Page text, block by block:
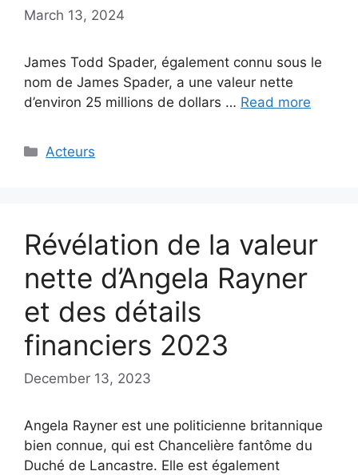
March 13, 2024
James Todd Spader, également connu sous le
nom de James Spader, a une valeur nette
d’environ 25 millions de dollars … Read more
Categories
Acteurs
Révélation de la valeur
nette d’Angela Rayner
et des détails
financiers 2023
December 13, 2023
Angela Rayner est une politicienne britannique
bien connue, qui est Chancelière fantôme du
Duché de Lancastre. Elle est également